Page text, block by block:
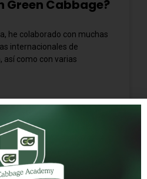
Green Cabbage?
he colaborado con muchas
internacionales de
así como con varias
Sin comentarios